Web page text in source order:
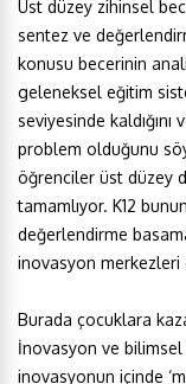
Üst düzey zihinsel
sentez ve
konusu becerinin
geleneksel eğitim
seviyesinde
problem olduğunu
öğrenciler üst düzey
tamamlıyor. K12
değerlendirme
inovasyon merkezleri
Burada çocuklara
İnovasyon ve bilimsel
inovasyonun içinde